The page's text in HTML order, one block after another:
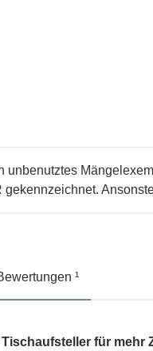
unbenutztes
¹
für mehr